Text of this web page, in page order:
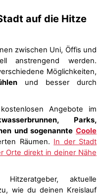
auf die Hitze
zwischen Uni, Öffis und
anstrengend werden.
Möglichkeiten,
und besser durch
Angebote im
Parks,
und sogenannte Coole
Räumen. In der Stadt
Orte direkt in deiner Nähe
aktuelle
wie du deinen Kreislauf